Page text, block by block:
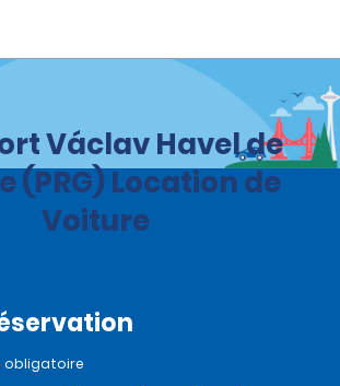
Václav Havel de
(PRG) Location de
Voiture
obligatoire